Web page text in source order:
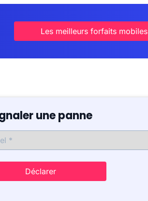
Les meilleurs forfaits mobiles
une panne
Déclarer